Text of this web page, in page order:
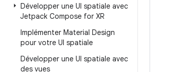
Développer une UI spatiale avec
Jetpack Compose for XR
Implémenter Material Design
pour votre UI spatiale
Développer une UI spatiale avec
des vues